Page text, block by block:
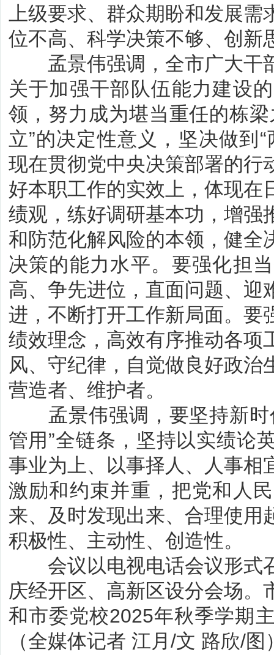
上级要求、群众期盼和发展
位不高、科学决策不够、创新
孟景伟强调，全市广大干
关于加强干部队伍能力建设
领，努力成为堪当重任的栋
立”的决定性意义，坚决做到
现在贯彻党中央决策部署的行
好本职工作的实效上，体现在
绩观，练好调研基本功，增强
和防范化解风险的本领，健全
决策的能力水平。要强化担
高、争先进位，直面问题、迎
进，不断打开工作新局面。要
绩效理念，高效有序推动各项
风、守纪律，自觉做良好政治
营造者、维护者。
孟景伟强调，要坚持新时
管用”全链条，坚持以实绩论
事业为上、以事择人、人事相
激励和约束并重，把党和人
来、及时发现出来、合理使用
积极性、主动性、创造性。
会议以电视电话会议形式
庆经开区、高新区设分会场。
和市委党校2025年秋季学期
（全媒体记者 江月/文 路欣/图